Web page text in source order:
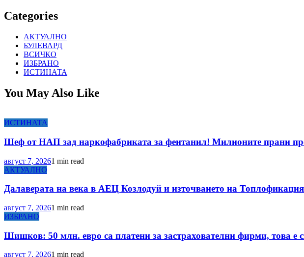
Categories
АКТУАЛНО
БУЛЕВАРД
ВСИЧКО
ИЗБРАНО
ИСТИНАТА
You May Also Like
ИСТИНАТА
Шеф от НАП зад наркофабриката за фентанил! Милионите прани
август 7, 20261 min read
АКТУАЛНО
Далаверата на века в АЕЦ Козлодуй и източването на
август 7, 20261 min read
ИЗБРАНО
Шишков: 50 млн. евро са платени за застрахователни фирми, това е
август 7, 20261 min read